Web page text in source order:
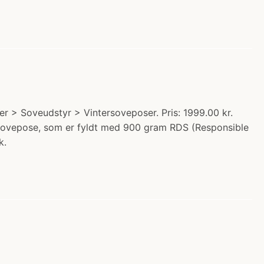
> Soveudstyr > Vintersoveposer. Pris: 1999.00 kr.
som er fyldt med 900 gram RDS (Responsible